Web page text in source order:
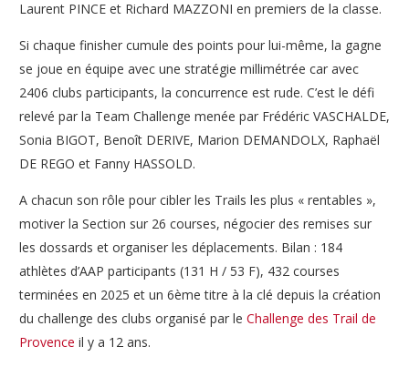
Laurent PINCE et Richard MAZZONI en premiers de la classe.
Si chaque finisher cumule des points pour lui-même, la gagne
se joue en équipe avec une stratégie millimétrée car avec
2406 clubs participants, la concurrence est rude. C’est le défi
relevé par la Team Challenge menée par Frédéric VASCHALDE,
Sonia BIGOT, Benoît DERIVE, Marion DEMANDOLX, Raphaël
DE REGO et Fanny HASSOLD.
A chacun son rôle pour cibler les Trails les plus « rentables »,
motiver la Section sur 26 courses, négocier des remises sur
les dossards et organiser les déplacements. Bilan : 184
athlètes d’AAP participants (131 H / 53 F), 432 courses
terminées en 2025 et un 6ème titre à la clé depuis la création
du challenge des clubs organisé par le Challenge des Trail de
Provence il y a 12 ans.